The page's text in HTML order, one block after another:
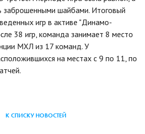
заброшенными шайбами. Итоговый
игр в активе "Динамо-
38 игр, команда занимает 8 место
МХЛ из 17 команд. У
на местах с 9 по 11, по
К СПИСКУ НОВОСТЕЙ